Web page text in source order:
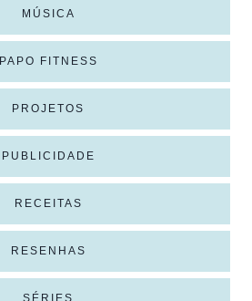
MÚSICA
PAPO FITNESS
PROJETOS
PUBLICIDADE
RECEITAS
RESENHAS
SÉRIES